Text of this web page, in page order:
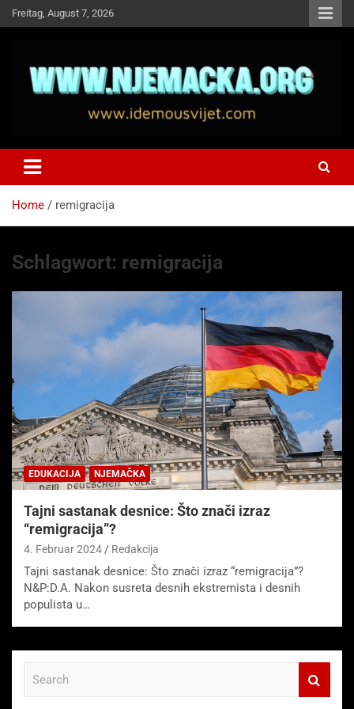
Skip
to
Freitag, August 7, 2026
Idemo u Svijet-Njemacka!
Home remigracija
Schlagwort: remigracija
EDUKACIJA NJEMAČKA
Tajni sastanak desnice: Što znači izraz
“remigracija”?
4. Februar 2024 Redakcija
Tajni sastanak desnice: Što znači izraz “remigracija”?
N&P:D.A. Nakon susreta desnih ekstremista i desnih
populista u…